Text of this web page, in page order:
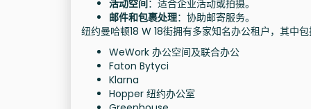
活动空间：适合企业活动或拍摄。
邮件和包裹处理：协助邮寄服务。
纽约曼哈顿18 W 18街拥有多家知名办公租户，其中包
WeWork 办公空间及联合办公
Faton Bytyci
Klarna
Hopper 纽约办公室